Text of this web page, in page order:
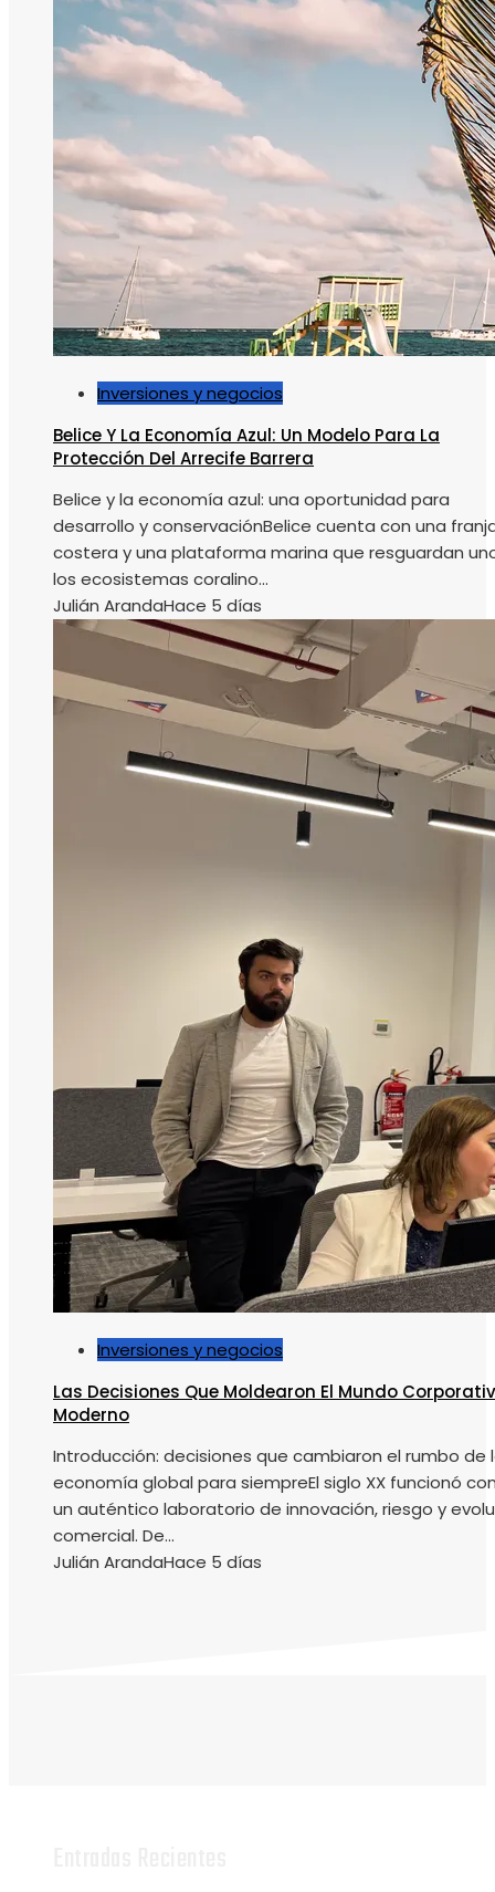
Inversiones y negocios
Belice Y La Economía Azul: Un Modelo Para La
Protección Del Arrecife Barrera
Belice y la economía azul: una oportunidad para
desarrollo y conservaciónBelice cuenta con una
costera y una plataforma marina que resguardan
los ecosistemas coralino...
Julián ArandaHace 5 días
Inversiones y negocios
Las Decisiones Que Moldearon El Mundo
Moderno
Introducción: decisiones que cambiaron el rumbo de
economía global para siempreEl siglo XX funcionó
un auténtico laboratorio de innovación, riesgo y
comercial. De...
Julián ArandaHace 5 días